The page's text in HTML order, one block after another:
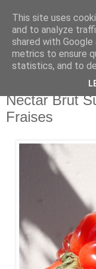
mardi, mai 25,
Nectar Brut
Fraises
This site uses
and to analyze
shared with
metrics to ensure
statistics, and to